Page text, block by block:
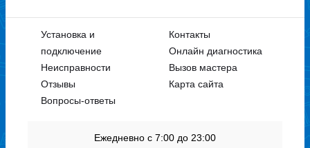
Установка и
подключение
Неисправности
Отзывы
Вопросы-ответы
Контакты
Онлайн диагностика
Вызов мастера
Карта сайта
Ежедневно с 7:00 до 23:00